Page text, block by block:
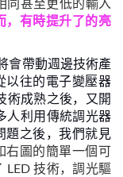
同甚至更低的輸入
有時提升了的亮
會帶動週邊技術產
以往的電子變壓器
術成熟之後，又開
人利用傳統調光器
題之後，我們就見
右圖的簡單一個可
LED 技術，調光驅